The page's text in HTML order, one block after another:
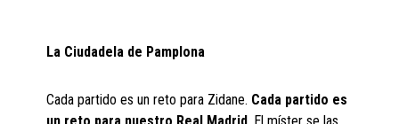
La Ciudadela de Pamplona
Cada partido es un reto para Zidane. Cada partido es